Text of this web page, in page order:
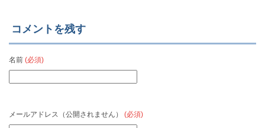
コメントを残す
名前 (必須)
メールアドレス（公開されません） (必須)